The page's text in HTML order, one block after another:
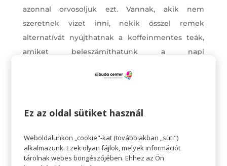
azonnal orvosoljuk ezt. Vannak, akik nem
szeretnek vizet inni, nekik ősszel remek
alternatívát nyújthatnak a koffeinmentes teák,
amiket beleszámíthatunk a napi
krónikus betegségek, például a szívbetegségek
eszközére, vagy a testsúly kontrollálás módjára.
De a testmozgás igazából hozzájárulhat az
Ez az oldal sütiket használ
Weboldalunkon „cookie"-kat (továbbiakban „süti")
alkalmazunk. Ezek olyan fájlok, melyek információt
tárolnak webes böngészőjében. Ehhez az Ön